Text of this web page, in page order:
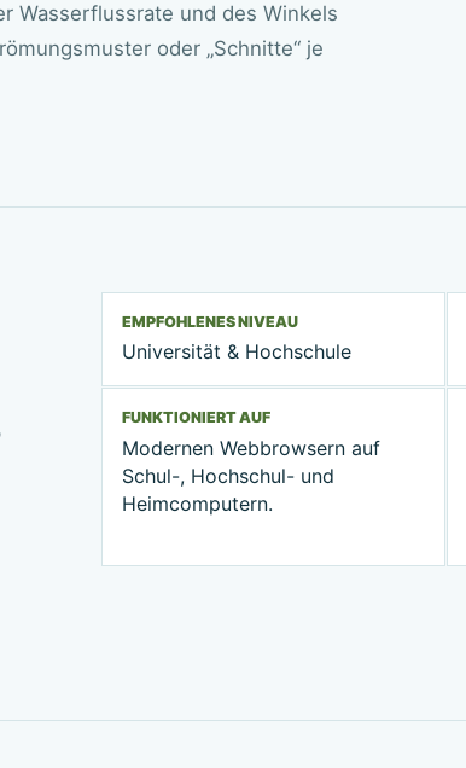
Wasserflussrate und des Winkels
oder „Schnitte“ je
EMPFOHLENES NIVEAU
Universität & Hochschule
FUNKTIONIERT AUF
Modernen Webbrowsern auf
Schul-, Hochschul- und
Heimcomputern.